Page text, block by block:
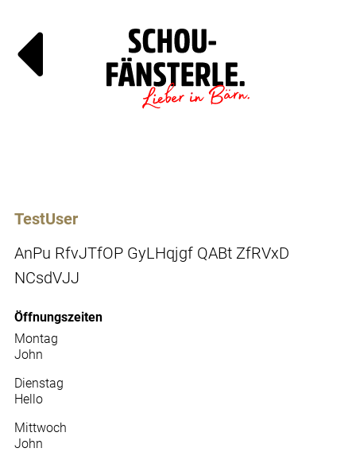
TestUser
AnPu RfvJTfOP GyLHqjgf QABt ZfRVxD
NCsdVJJ
Öffnungszeiten
Montag
John
Dienstag
Hello
Mittwoch
John